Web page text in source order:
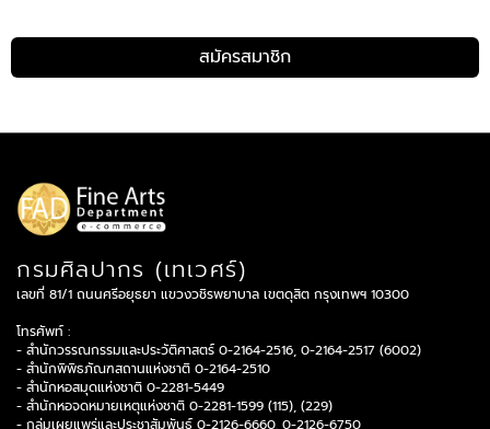
สมัครสมาชิก
กรมศิลปากร (เทเวศร์)
เลขที่ 81/1 ถนนศรีอยุธยา แขวงวชิรพยาบาล เขตดุสิต กรุงเทพฯ 10300
โทรศัพท์ :
- สำนักวรรณกรรมและประวัติศาสตร์ 0-2164-2516, 0-2164-2517 (6002)
- สำนักพิพิธภัณฑสถานแห่งชาติ 0-2164-2510
- สำนักหอสมุดแห่งชาติ 0-2281-5449
- สำนักหอจดหมายเหตุแห่งชาติ 0-2281-1599 (115), (229)
- กลุ่มเผยแพร่และประชาสัมพันธ์ 0-2126-6660, 0-2126-6750